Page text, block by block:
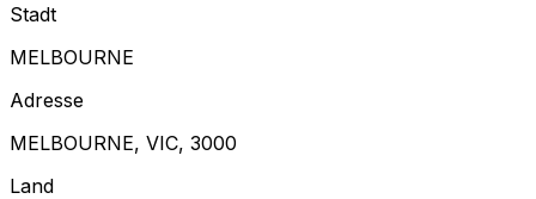
Stadt
MELBOURNE
Adresse
MELBOURNE, VIC, 3000
Land